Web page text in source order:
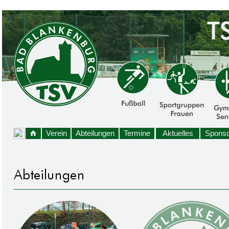
Verein Abteilungen Termine Aktuelles